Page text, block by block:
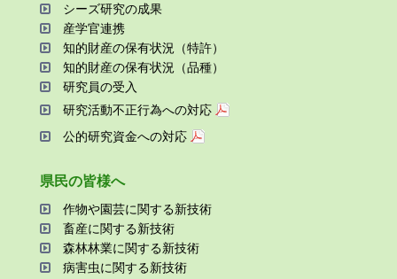
シーズ研究の成果
産学官連携
知的財産の保有状況（特許）
知的財産の保有状況（品種）
研究員の受⼊
研究活動不正⾏為への対応
公的研究資金への対応
県⺠の皆様へ
作物や園芸に関する新技術
畜産に関する新技術
森林林業に関する新技術
病害⾍に関する新技術